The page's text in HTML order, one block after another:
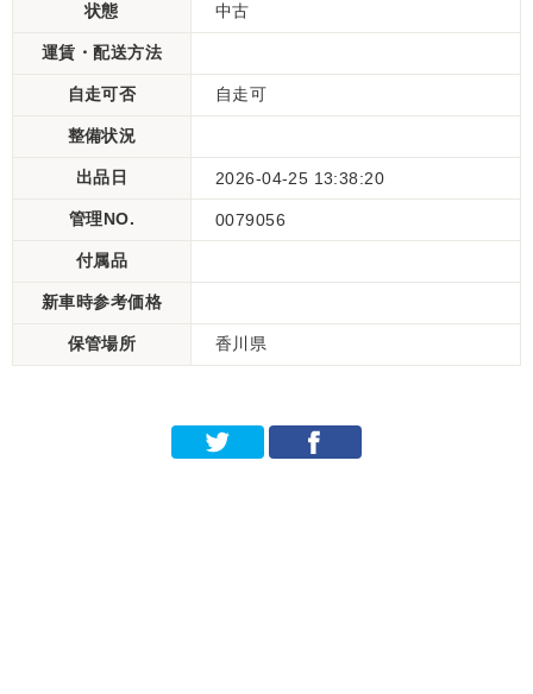
状態 中古
運賃・配送方法
自走可否 自走可
整備状況
出品日 2026-04-25 13:38:20
管理NO. 0079056
付属品
新車時参考価格
保管場所 香川県